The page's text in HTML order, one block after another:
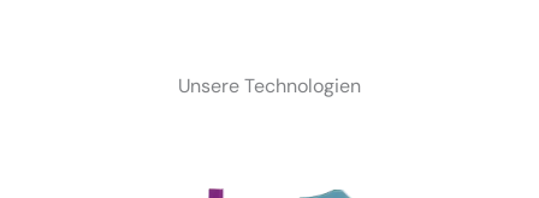
Unsere Techno­logien